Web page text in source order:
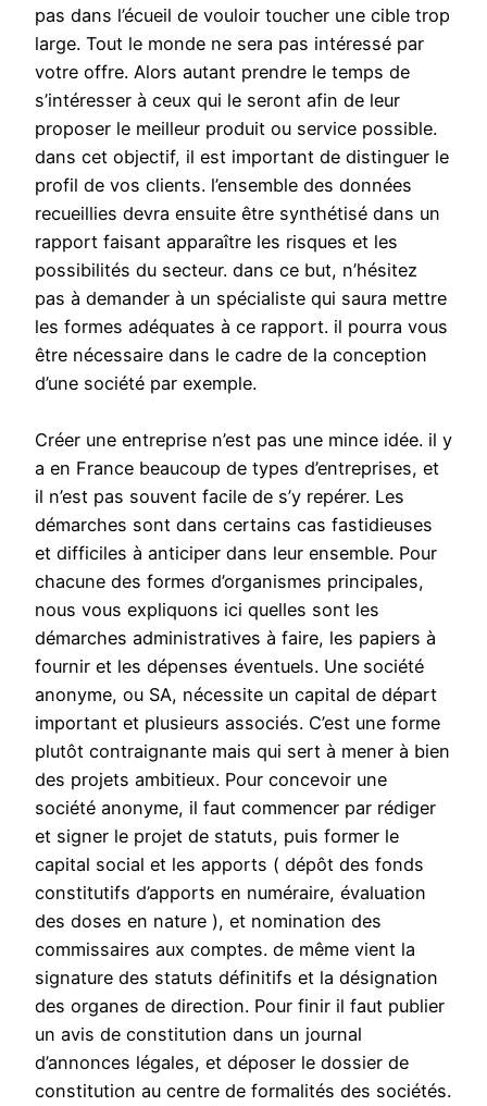
pas dans l’écueil de vouloir toucher une cible trop
large. Tout le monde ne sera pas intéressé par
votre offre. Alors autant prendre le temps de
s’intéresser à ceux qui le seront afin de leur
proposer le meilleur produit ou service possible.
dans cet objectif, il est important de distinguer le
profil de vos clients. l’ensemble des données
recueillies devra ensuite être synthétisé dans un
rapport faisant apparaître les risques et les
possibilités du secteur. dans ce but, n’hésitez
pas à demander à un spécialiste qui saura mettre
les formes adéquates à ce rapport. il pourra vous
être nécessaire dans le cadre de la conception
d’une société par exemple.
Créer une entreprise n’est pas une mince idée. il y
a en France beaucoup de types d’entreprises, et
il n’est pas souvent facile de s’y repérer. Les
démarches sont dans certains cas fastidieuses
et difficiles à anticiper dans leur ensemble. Pour
chacune des formes d’organismes principales,
nous vous expliquons ici quelles sont les
démarches administratives à faire, les papiers à
fournir et les dépenses éventuels. Une société
anonyme, ou SA, nécessite un capital de départ
important et plusieurs associés. C’est une forme
plutôt contraignante mais qui sert à mener à bien
des projets ambitieux. Pour concevoir une
société anonyme, il faut commencer par rédiger
et signer le projet de statuts, puis former le
capital social et les apports ( dépôt des fonds
constitutifs d’apports en numéraire, évaluation
des doses en nature ), et nomination des
commissaires aux comptes. de même vient la
signature des statuts définitifs et la désignation
des organes de direction. Pour finir il faut publier
un avis de constitution dans un journal
d’annonces légales, et déposer le dossier de
constitution au centre de formalités des sociétés.